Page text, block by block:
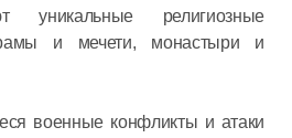
уникальные религиозные
и мечети, монастыри и
военные конфликты и атаки